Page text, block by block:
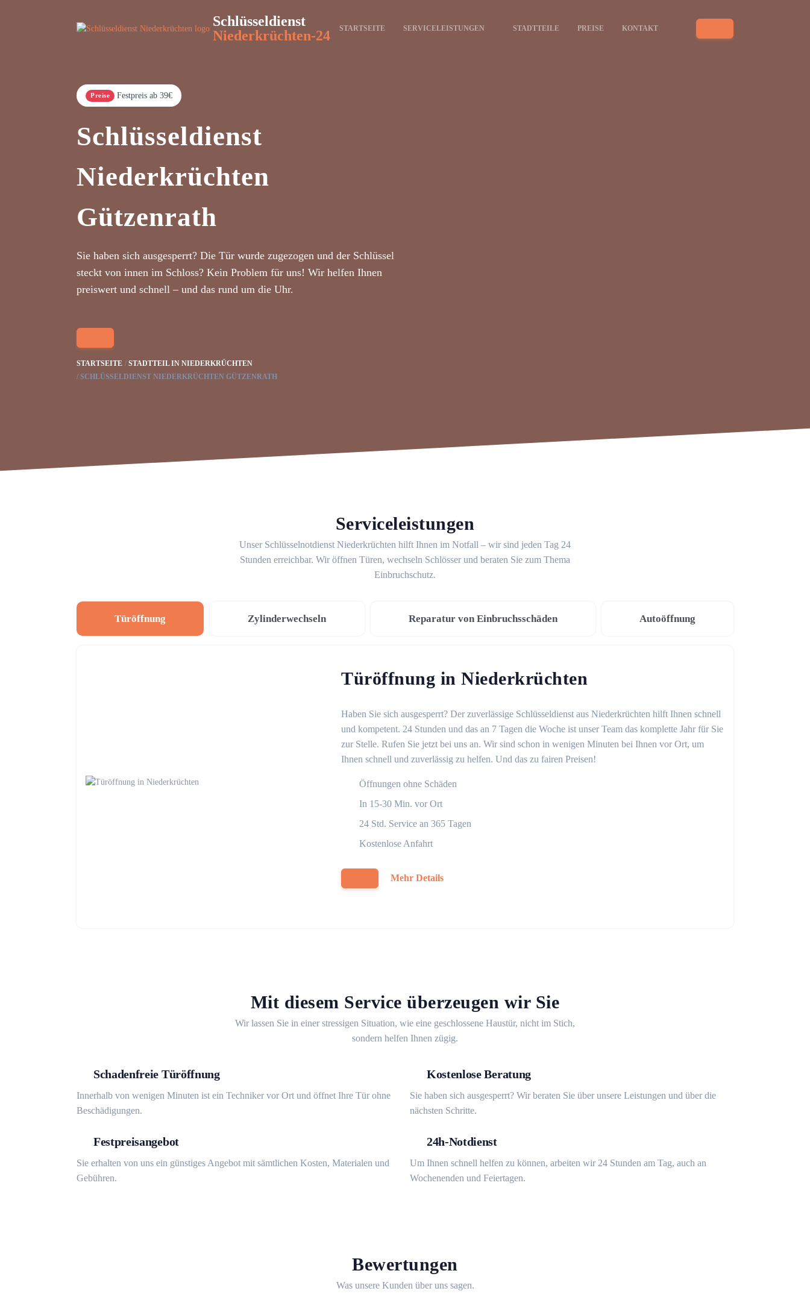
Schlüsseldienst
Niederkrüchten-24
STARTSEITE SERVICELEISTUNGEN STADTTEILE PREISE KONTAKT
Preise Festpreis ab 39€
Schlüsseldienst
Niederkrüchten
Gützenrath
Sie haben sich ausgesperrt? Die Tür wurde zugezogen und der Schlüssel
steckt von innen im Schloss? Kein Problem für uns! Wir helfen Ihnen
preiswert und schnell – und das rund um die Uhr.
STARTSEITE
STADTTEIL IN NIEDERKRÜCHTEN
SCHLÜSSELDIENST NIEDERKRÜCHTEN GÜTZENRATH
Serviceleistungen
Unser Schlüsselnotdienst Niederkrüchten hilft Ihnen im Notfall – wir sind jeden Tag 24
Stunden erreichbar. Wir öffnen Türen, wechseln Schlösser und beraten Sie zum Thema
Einbruchschutz.
Türöffnung Zylinderwechseln Reparatur von Einbruchsschäden Autoöffnung
Türöffnung in Niederkrüchten
Haben Sie sich ausgesperrt? Der zuverlässige Schlüsseldienst aus Niederkrüchten hilft Ihnen schnell
und kompetent. 24 Stunden und das an 7 Tagen die Woche ist unser Team das komplette Jahr für Sie
zur Stelle. Rufen Sie jetzt bei uns an. Wir sind schon in wenigen Minuten bei Ihnen vor Ort, um
Ihnen schnell und zuverlässig zu helfen. Und das zu fairen Preisen!
Öffnungen ohne Schäden
In 15-30 Min. vor Ort
24 Std. Service an 365 Tagen
Kostenlose Anfahrt
Mehr Details
Mit diesem Service überzeugen wir Sie
Wir lassen Sie in einer stressigen Situation, wie eine geschlossene Haustür, nicht im Stich,
sondern helfen Ihnen zügig.
Schadenfreie Türöffnung
Innerhalb von wenigen Minuten ist ein Techniker vor Ort und öffnet Ihre Tür ohne
Beschädigungen.
Kostenlose Beratung
Sie haben sich ausgesperrt? Wir beraten Sie über unsere Leistungen und über die
nächsten Schritte.
Festpreisangebot
Sie erhalten von uns ein günstiges Angebot mit sämtlichen Kosten, Materialen und
Gebühren.
24h-Notdienst
Um Ihnen schnell helfen zu können, arbeiten wir 24 Stunden am Tag, auch an
Wochenenden und Feiertagen.
Bewertungen
Was unsere Kunden über uns sagen.